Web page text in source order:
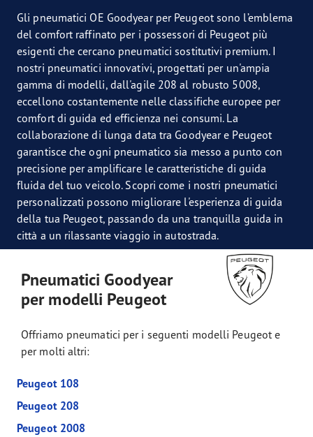
Gli pneumatici OE Goodyear per Peugeot sono l’emblema
del comfort raffinato per i possessori di Peugeot più
esigenti che cercano pneumatici sostitutivi premium. I
nostri pneumatici innovativi, progettati per un'ampia
gamma di modelli, dall'agile 208 al robusto 5008,
eccellono costantemente nelle classifiche europee per
comfort di guida ed efficienza nei consumi. La
collaborazione di lunga data tra Goodyear e Peugeot
garantisce che ogni pneumatico sia messo a punto con
precisione per amplificare le caratteristiche di guida
fluida del tuo veicolo. Scopri come i nostri pneumatici
personalizzati possono migliorare l'esperienza di guida
della tua Peugeot, passando da una tranquilla guida in
città a un rilassante viaggio in autostrada.
Pneumatici Goodyear
per modelli Peugeot
Offriamo pneumatici per i seguenti modelli Peugeot e
per molti altri:
Peugeot 108
Peugeot 208
Peugeot 2008